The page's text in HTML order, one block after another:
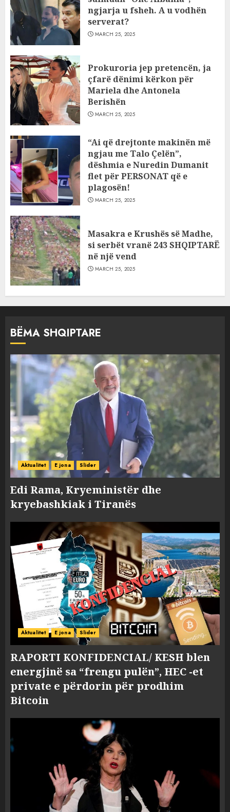
ngjarja u fsheh. A u vodhën
serverat?
MARCH 25, 2025
Prokuroria jep pretencën, ja
çfarë dënimi kërkon për
Mariela dhe Antonela
Berishën
MARCH 25, 2025
“Ai që drejtonte makinën më
ngjau me Talo Çelën”,
dëshmia e Nuredin Dumanit
flet për PERSONAT që e
plagosën!
MARCH 25, 2025
Masakra e Krushës së Madhe,
si serbët vranë 243 SHQIPTARË
në një vend
MARCH 25, 2025
BËMA SHQIPTARE
Aktualitet E jona Slider
Edi Rama, Kryeministër dhe
kryebashkiak i Tiranës
Aktualitet E jona Slider
RAPORTI KONFIDENCIAL/ KESH blen
energjinë sa “frengu pulën”, HEC -et
private e përdorin për prodhim
Bitcoin